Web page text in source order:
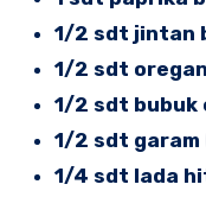
1/2 sdt jintan
1/2 sdt
1/2 sdt bubuk
1/2 sdt garam
1/4 sdt lada